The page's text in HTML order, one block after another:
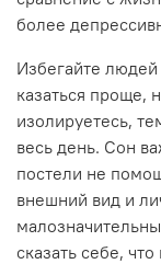
более
Избегайте
казаться проще,
изолируетесь,
весь день. Сон
постели не
внешний вид и
сказать себе,